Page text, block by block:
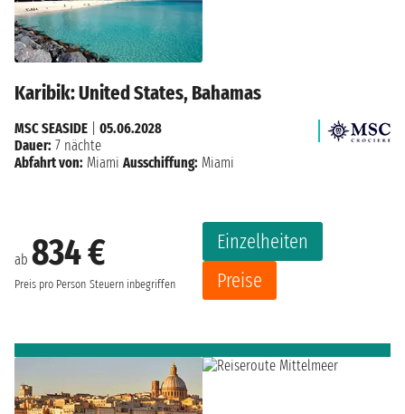
Karibik: United States, Bahamas
ab 834 €
Preis pro Person Steuern inbegriffen
Einzelheiten
Preise
MSC SEASIDE
05.06.2028
Dauer: 7 nächte
Abfahrt von: Miami Ausschiffung: Miami